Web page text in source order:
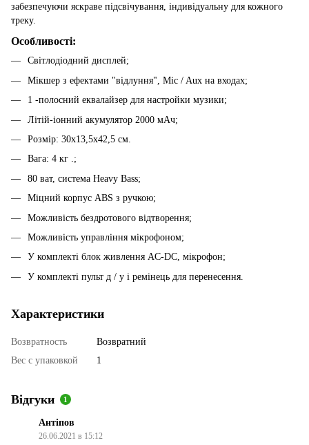
забезпечуючи яскраве підсвічування, індивідуальну для кожного
треку.
Особливості:
Світлодіодний дисплей;
Мікшер з ефектами "відлуння", Mic / Aux на входах;
1 -полосний еквалайзер для настройки музики;
Літій-іонний акумулятор 2000 мАч;
Розмір: 30х13,5х42,5 см.
Вага: 4 кг .;
80 ват, система Heavy Bass;
Міцний корпус ABS з ручкою;
Можливість бездротового відтворення;
Можливість управління мікрофоном;
У комплекті блок живлення AC-DC, мікрофон;
У комплекті пульт д / у і ремінець для перенесення.
Характеристики
Возвратность
Возвратний
Вес с упаковкой
1
Відгуки 1
Антіпов
26.06.2021 в 15:12